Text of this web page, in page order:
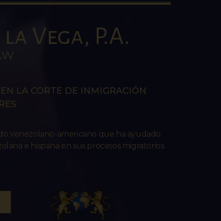
Vega, P.A.
LA CORTE DE INMIGRACIÓN
venezolano-americano que ha ayudado
e hispana en sus procesos migratorios